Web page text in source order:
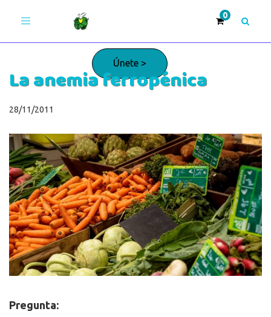
Toggle
Únete >
La anemia ferropénica
28/11/2011
Pregunta: